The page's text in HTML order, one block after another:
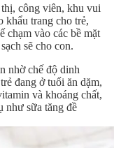
công viên, khu vui
khẩu trang cho trẻ,
chạm vào các bề mặt
sẽ cho con.
nhờ chế độ dinh
đang ở tuổi ăn dặm,
và khoáng chất,
như sữa tăng đề